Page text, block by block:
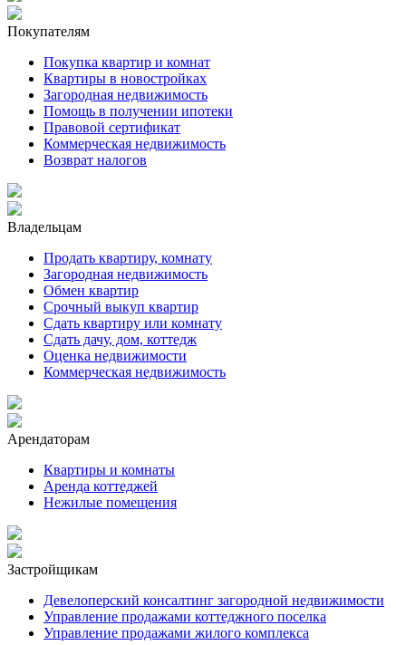
Покупателям
Покупка квартир и комнат
Квартиры в новостройках
Загородная недвижимость
Помощь в получении ипотеки
Правовой сертификат
Коммерческая недвижимость
Возврат налогов
Владельцам
Продать квартиру, комнату
Загородная недвижимость
Обмен квартир
Срочный выкуп квартир
Сдать квартиру или комнату
Сдать дачу, дом, коттедж
Оценка недвижимости
Коммерческая недвижимость
Арендаторам
Квартиры и комнаты
Аренда коттеджей
Нежилые помещения
Застройщикам
Девелоперский консалтинг загородной недвижимости
Управление продажами коттеджного поселка
Управление продажами жилого комплекса